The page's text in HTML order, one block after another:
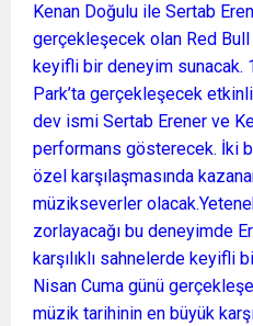
Kenan Doğulu ile Sertab
gerçekleşecek olan Red
keyifli bir deneyim sunacak.
Park’ta gerçekleşecek
dev ismi Sertab Erener ve
performans gösterecek. İki
özel karşılaşmasında
müzikseverler
zorlayacağı bu deneyimde
karşılıklı sahnelerde keyifli
Nisan Cuma günü
müzik tarihinin en büyük